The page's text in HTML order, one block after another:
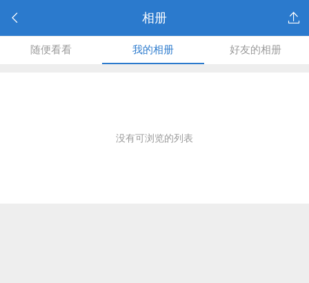
相册
随便看看 我的相册 好友的相册
没有可浏览的列表